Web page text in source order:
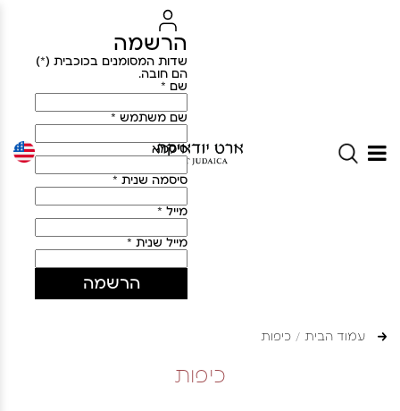
הרשמה
שדות המסומנים בכוכבית (*)
הם חובה.
שם *
שם משתמש *
סיסמא
סיסמה שנית *
מייל *
מייל שנית *
הרשמה
עמוד הבית כיפות
כיפות